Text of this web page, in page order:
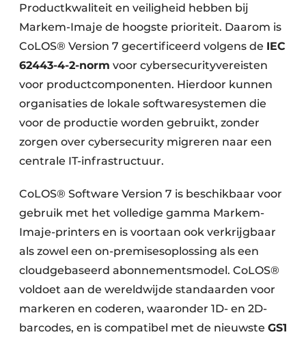
Productkwaliteit en veiligheid hebben bij
Markem-Imaje de hoogste prioriteit. Daarom is
CoLOS® Version 7 gecertificeerd volgens de IEC
62443-4-2-norm voor cybersecurityvereisten
voor productcomponenten. Hierdoor kunnen
organisaties de lokale softwaresystemen die
voor de productie worden gebruikt, zonder
zorgen over cybersecurity migreren naar een
centrale IT-infrastructuur.
CoLOS® Software Version 7 is beschikbaar voor
gebruik met het volledige gamma Markem-
Imaje-printers en is voortaan ook verkrijgbaar
als zowel een on-premisesoplossing als een
cloudgebaseerd abonnementsmodel. CoLOS®
voldoet aan de wereldwijde standaarden voor
markeren en coderen, waaronder 1D- en 2D-
barcodes, en is compatibel met de nieuwste GS1